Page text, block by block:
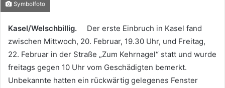
Symbolfoto
Kasel/Welschbillig. Der erste Einbruch in Kasel fand
zwischen Mittwoch, 20. Februar, 19.30 Uhr, und Freitag,
22. Februar in der Straße „Zum Kehrnagel“ statt und wurde
freitags gegen 10 Uhr vom Geschädigten bemerkt.
Unbekannte hatten ein rückwärtig gelegenes Fenster